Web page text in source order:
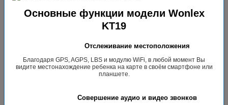
Основные функции модели Wonlex
KT19
Отслеживание местоположения
Благодаря GPS, AGPS, LBS и модулю WiFi, в любой момент Вы
видите местонахождение ребенка на карте в своём смартфоне или
планшете.
Совершение аудио и видео звонков